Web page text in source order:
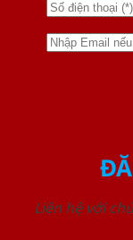
Liên hệ với